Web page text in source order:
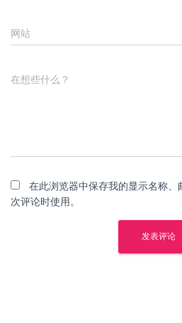
网站
在想些什么？
在此浏览器中保存我的显示名称
次评论时使用。